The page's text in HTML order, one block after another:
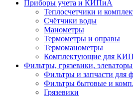
Приборы учета и КИПиА
Теплосчетчики и
Счётчики воды
Манометры
Термометры и оправы
Термоманометры
Комплектующие для
Фильтры, грязевики,
Фильтры и запчасти для
Фильтры бытовые и
Грязевики